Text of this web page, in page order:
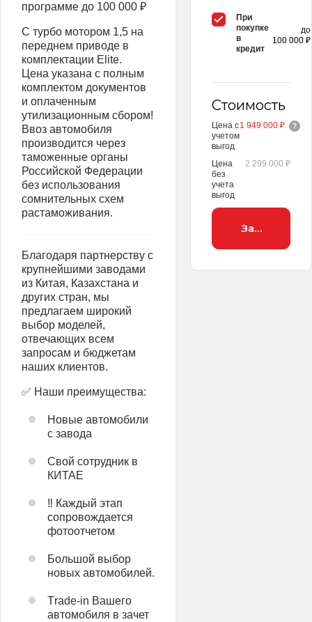
программе до 100 000 ₽
С турбо мотором 1,5 на
переднем приводе в
комплектации Elite.
Цена указана с полным
комплектом документов
и оплаченным
утилизационным сбором!
Ввоз автомобиля
производится через
таможенные органы
Российской Федерации
без использования
сомнительных схем
растаможивания.
Благодаря партнерству с
крупнейшими заводами
из Китая, Казахстана и
других стран, мы
предлагаем широкий
выбор моделей,
отвечающих всем
запросам и бюджетам
наших клиентов.
✅️ Наши преимущества:
Новые автомобили
с завода
Свой сотрудник в
КИТАЕ
‼️ Каждый этап
сопровождается
фотоотчетом
Большой выбор
новых автомобилей.
Тrade-in Вашего
автомобиля в зачет
При
покупке
в
кредит
до
100 000 ₽
Стоимость
Цена с
учетом
выгод
1 949 000 ₽
Цена
без
учета
выгод
2 299 000 ₽